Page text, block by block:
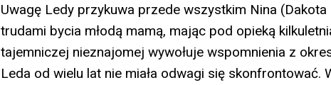
Uwagę Ledy przykuwa przede wszystkim Nina
trudami bycia młodą mamą, mając pod opieką
tajemniczej nieznajomej wywołuje wspomnienia z
Leda od wielu lat nie miała odwagi się skonfrontować.